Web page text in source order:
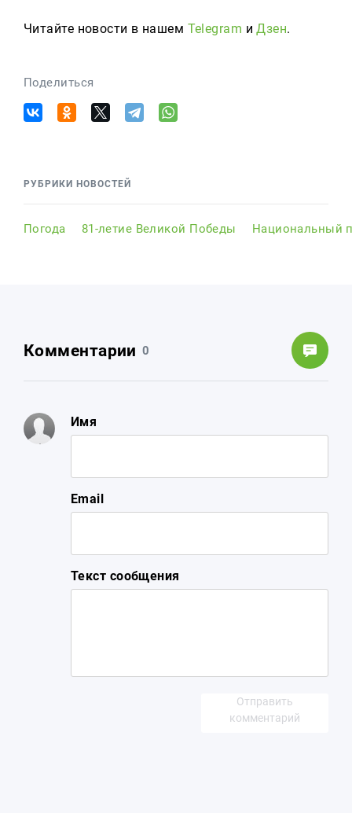
Читайте новости в нашем Telegram иДзен.
Поделиться
РУБРИКИ НОВОСТЕЙ
Погода 81-летие Великой Победы Национальный
Комментарии 0
Имя
Email
Текст сообщения
Отправить
комментарий